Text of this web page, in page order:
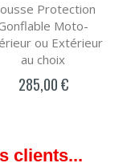
Protection
Moto-
ou Extérieur
au choix
285,00 €
clients...